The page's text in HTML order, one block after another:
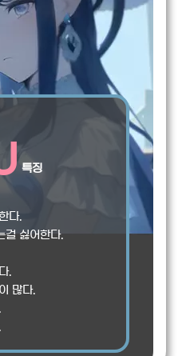
특징
다.
걸 싫어한다.
.
많다.